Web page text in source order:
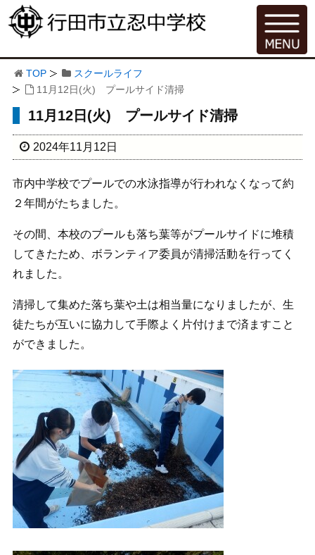
TOP
スクールライフ
11月12日(火) プールサイド清掃
11月12日(火) プールサイド清掃
2024年11月12日
市内中学校でプールでの水泳指導が行われなくなって約
２年間がたちました。
その間、本校のプールも落ち葉等がプールサイドに堆積
してきたため、ボランティア委員が清掃活動を行ってく
れました。
清掃して集めた落ち葉や土は相当量になりましたが、生
徒たちが互いに協力して手際よく片付けまで済ますこと
ができました。